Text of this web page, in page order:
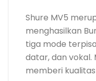
Shure MV5
menghasilkan
tiga mode
datar, dan vokal.
memberi